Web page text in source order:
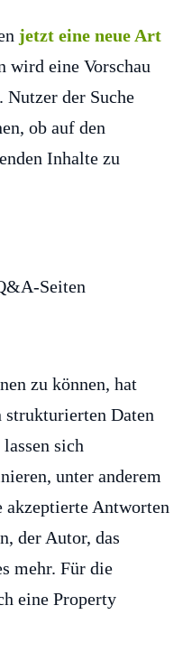
jetzt eine neue Art
wird eine Vorschau
der Suche
ob auf den
Inhalte zu
zu können, hat
strukturierten Daten
sich
unter anderem
akzeptierte Antworten
der Autor, das
mehr. Für die
eine Property